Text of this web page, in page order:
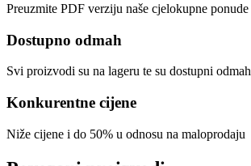
Preuzmite PDF verziju naše cjelokupne ponude
Dostupno odmah
Svi proizvodi su na lageru te su dostupni odmah
Konkurentne cijene
Niže cijene i do 50% u odnosu na maloprodaju